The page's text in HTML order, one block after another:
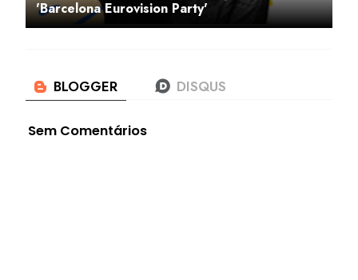
'Barcelona Eurovision Party'
Sem Comentários